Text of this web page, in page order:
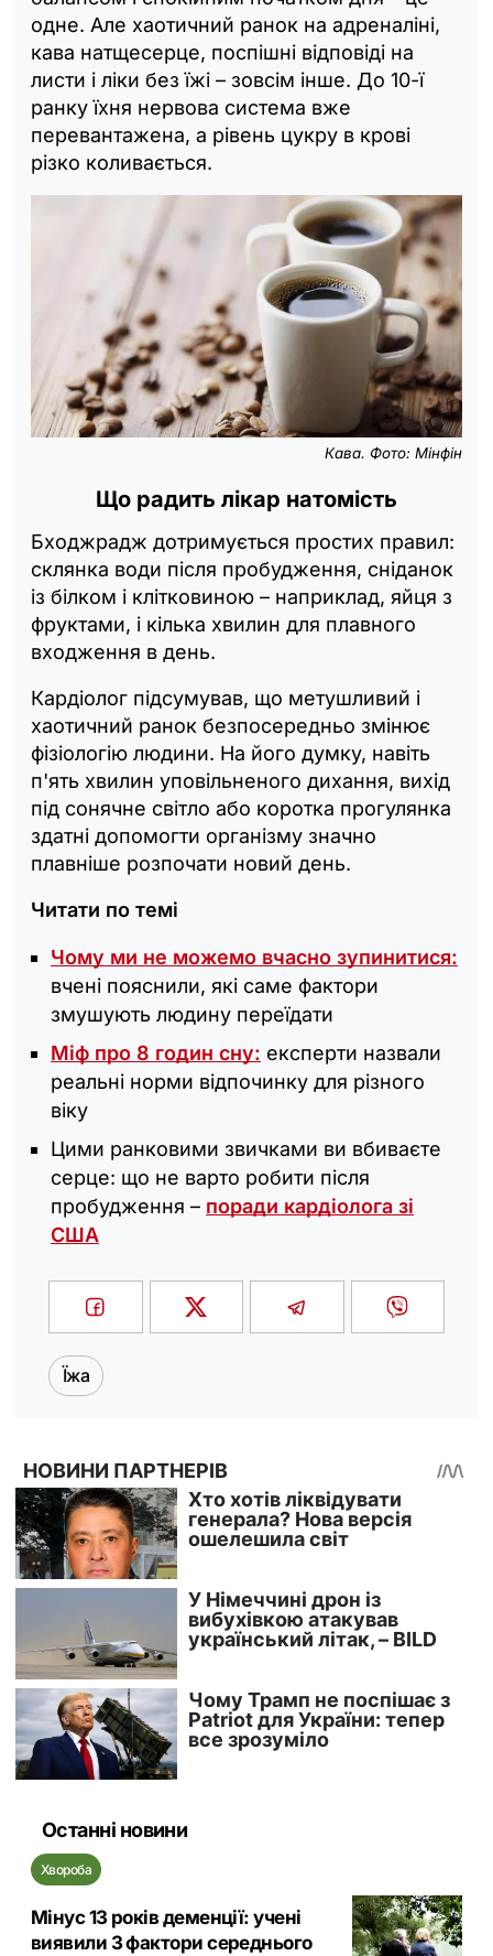
одне. Але хаотичний ранок на адреналіні,
кава натщесерце, поспішні відповіді на
листи і ліки без їжі – зовсім інше. До 10-ї
ранку їхня нервова система вже
перевантажена, а рівень цукру в крові
різко коливається.
Кава. Фото: Мінфін
Що радить лікар натомість
Бходжрадж дотримується простих правил:
склянка води після пробудження, сніданок
із білком і клітковиною – наприклад, яйця з
фруктами, і кілька хвилин для плавного
входження в день.
Кардіолог підсумував, що метушливий і
хаотичний ранок безпосередньо змінює
фізіологію людини. На його думку, навіть
п'ять хвилин уповільненого дихання, вихід
під сонячне світло або коротка прогулянка
здатні допомогти організму значно
плавніше розпочати новий день.
Читати по темі
Чому ми не можемо вчасно зупинитися:
вчені пояснили, які саме фактори
змушують людину переїдати
Міф про 8 годин сну: експерти назвали
реальні норми відпочинку для різного
віку
Цими ранковими звичками ви вбиваєте
серце: що не варто робити після
пробудження – поради кардіолога зі
США
Їжа
Останні новини
Хвороба
Мінус 13 років деменції: учені
виявили 3 фактори середнього